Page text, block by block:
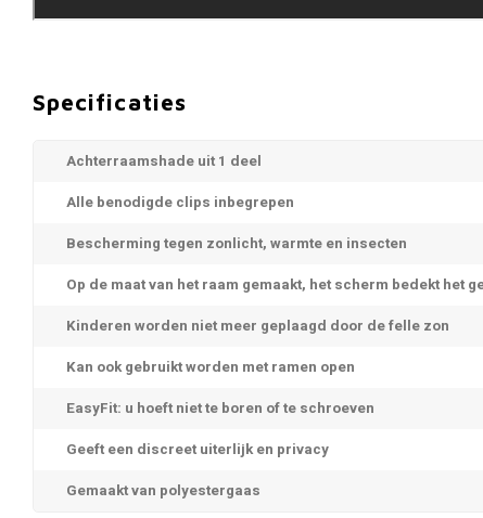
Specificaties
Achterraamshade uit 1 deel
Alle benodigde clips inbegrepen
Bescherming tegen zonlicht, warmte en insecten
Op de maat van het raam gemaakt, het scherm bedekt het
Kinderen worden niet meer geplaagd door de felle zon
Kan ook gebruikt worden met ramen open
EasyFit: u hoeft niet te boren of te schroeven
Geeft een discreet uiterlijk en privacy
Gemaakt van polyestergaas